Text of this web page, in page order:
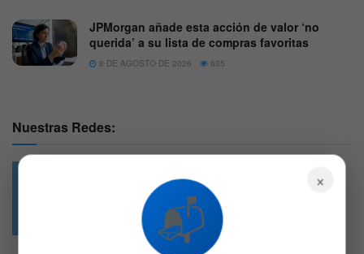
JPMorgan añade esta acción de valor ‘no
querida’ a su lista de compras favoritas
8 DE AGOSTO DE 2026 635
Nuestras Redes:
4.7k
Followers
×
📬